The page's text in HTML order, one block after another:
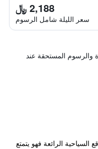
2,188 ﷼
سعر الليلة شامل الرسوم
والرسوم المستحقة عند
السياحية الرائعة فهو يتمتع